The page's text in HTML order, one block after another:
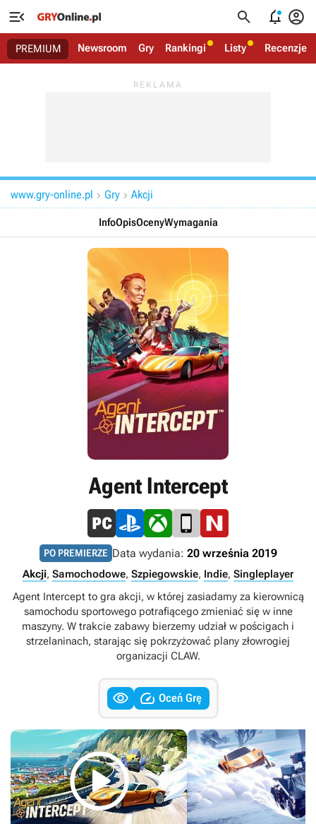
   
PREMIUM Newsroom Gry Rankingi Listy Recenzje
www.gry-online.pl  Gry  Akcji
InfoOpisOcenyWymagania
Agent Intercept
PO PREMIERZE Data wydania: 20 września 2019
Akcji, Samochodowe, Szpiegowskie, Indie, Singleplayer
Agent Intercept to gra akcji, w której zasiadamy za kierownicą
samochodu sportowego potrafiącego zmieniać się w inne
maszyny. W trakcie zabawy bierzemy udział w pościgach i
strzelaninach, starając się pokrzyżować plany złowrogiej
organizacji CLAW.
  Oceń Grę
